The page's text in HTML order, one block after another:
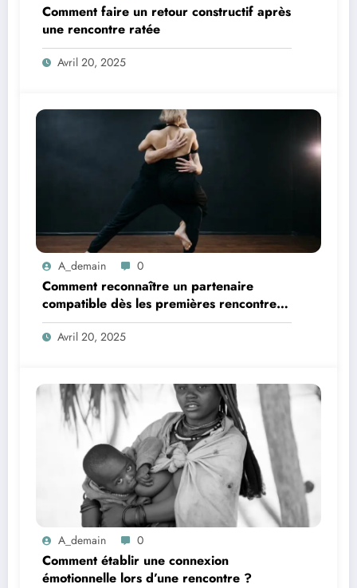
Comment faire un retour constructif après
une rencontre ratée
Avril 20, 2025
A_demain 0
Comment reconnaître un partenaire
compatible dès les premières rencontres
?
Avril 20, 2025
A_demain 0
Comment établir une connexion
émotionnelle lors d’une rencontre ?